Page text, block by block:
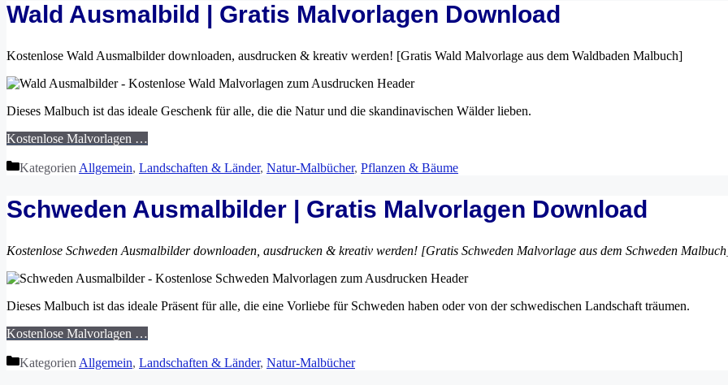
Wald Ausmalbild | Gratis Malvorlagen Download
Kostenlose Wald Ausmalbilder downloaden, ausdrucken & kreativ werden! [Gratis Wald Malvorlage aus dem Waldbaden Malbuch]
Dieses Malbuch ist das ideale Geschenk für alle, die die Natur und die skandinavischen Wälder lieben.
Kostenlose Malvorlagen …
Kategorien Allgemein, Landschaften & Länder, Natur-Malbücher, Pflanzen & Bäume
Schweden Ausmalbilder | Gratis Malvorlagen Download
Kostenlose Schweden Ausmalbilder downloaden, ausdrucken & kreativ werden! [Gratis Schweden Malvorlage aus dem Schweden
Dieses Malbuch ist das ideale Präsent für alle, die eine Vorliebe für Schweden haben oder von der schwedischen Landschaft träumen.
Kostenlose Malvorlagen …
Kategorien Allgemein, Landschaften & Länder, Natur-Malbücher